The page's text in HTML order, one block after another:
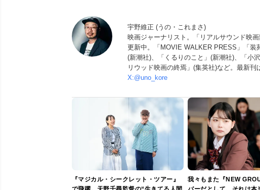
宇野維正 (うの・これまさ)
映画ジャーナリスト。「リアルサウンド映
更新中。「MOVIE WALKER PRESS」「装
(新潮社)、「くるりのこと」(新潮社)、「小
リウッド映画の終焉」(集英社)など。最新刊
X:@uno_kore
『マジカル・シークレット・ツアー』
我々もまた『NEW